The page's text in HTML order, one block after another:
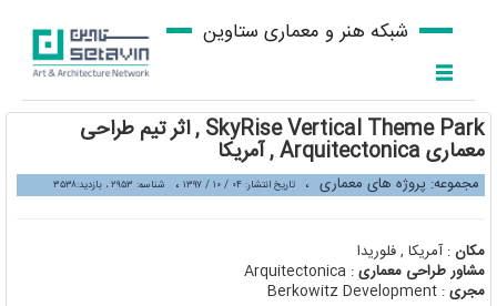
شبکه هنر و معماری ستاوین
SkyRise Vertical Theme Park , اثر تیم طراحی
معماری Arquitectonica , آمریکا
مجموعه: پروژه های معماری ، تاریخ انتشار: ۰۴ / ۱۰ / ۱۳۹۷ ، شناسه: ۲۹۵۳ ، بازدید:۳۵۳۸
مکان: آمریکا , فلوریدا
مشاور طراحی معماری: Arquitectonica
مجری: Berkowitz Development